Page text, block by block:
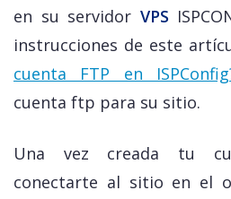
en su servidor VPS
instrucciones de este
cuenta FTP en
cuenta ftp para su sitio.
Una vez creada tu
conectarte al sitio en el